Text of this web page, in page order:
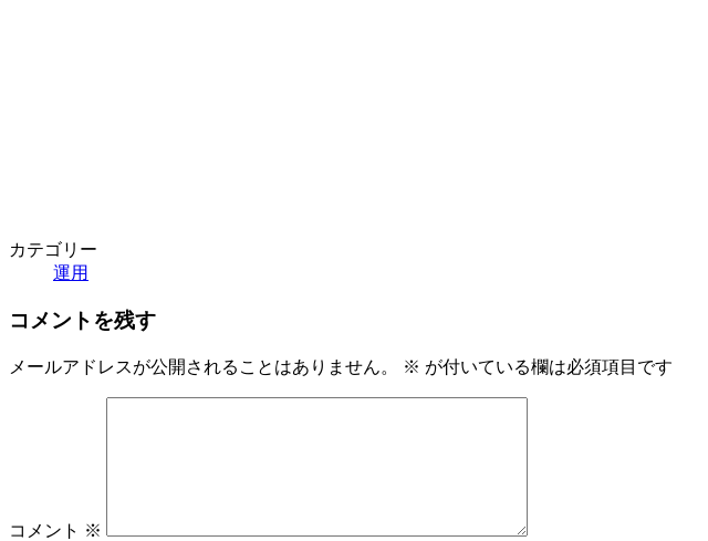
カテゴリー
運用
コメントを残す
メールアドレスが公開されることはありません。 ※ が付いている欄は必須項目です
コメント ※